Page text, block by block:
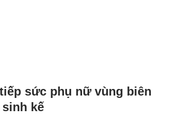
sức phụ nữ vùng biên
kế